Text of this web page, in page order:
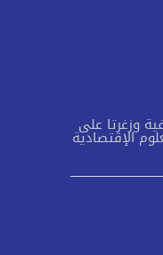
وزغرتا على
الإقتصادية